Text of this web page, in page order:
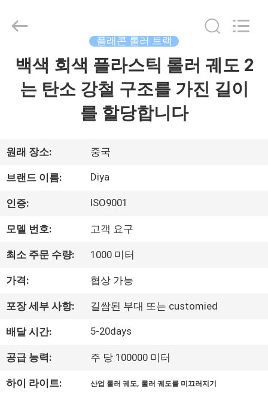
집
회
사
소
공
장
견
학
Industrial
Rights
플래콘 롤러 트랙
백색 회색 플라스틱 롤러 궤도 2
는 탄소 강철 구조를 가진 길이
를 할당합니다
원래 장소: 중국
브랜드 이름: Diya
인증: ISO9001
모델 번호: 고객 요구
최소 주문 수량: 1000 미터
가격: 협상 가능
포장 세부 사항: 길쌈된 부대 또는 customied
배달 시간: 5-20days
공급 능력: 주 당 100000 미터
하이 라이트: 산업 롤러 궤도, 롤러 궤도를 미끄러지기